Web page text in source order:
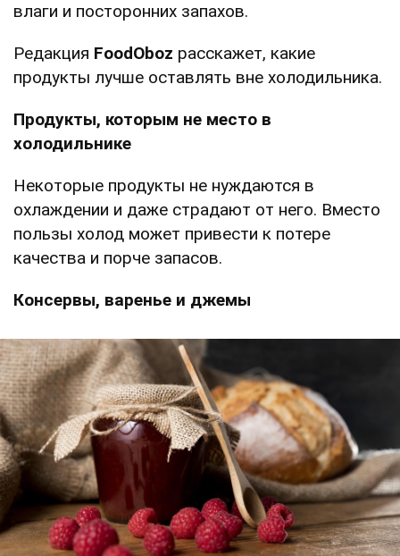
влаги и посторонних запахов.
Редакция FoodOboz расскажет, какие
продукты лучше оставлять вне холодильника.
Продукты, которым не место в
холодильнике
Некоторые продукты не нуждаются в
охлаждении и даже страдают от него. Вместо
пользы холод может привести к потере
качества и порче запасов.
Консервы, варенье и джемы